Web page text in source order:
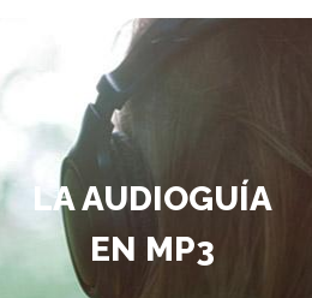
LA AUDIOGUÍA
EN MP3